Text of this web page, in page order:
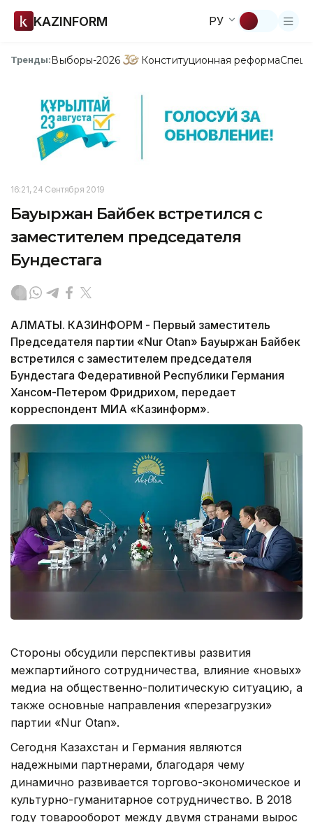
KAZINFORM РУ
Тренды:Выборы-2026 Конституционная реформа
16:21, 24 Сентября 2019
Бауыржан Байбек встретился с
заместителем председателя
Бундестага
АЛМАТЫ. КАЗИНФОРМ - Первый заместитель
Председателя партии «Nur Otan» Бауыржан Байбек
встретился с заместителем председателя
Бундестага Федеративной Республики Германия
Хансом-Петером Фридрихом, передает
корреспондент МИА «Казинформ».
Стороны обсудили перспективы развития
межпартийного сотрудничества, влияние «новых»
медиа на общественно-политическую ситуацию, а
также основные направления «перезагрузки»
партии «Nur Otan».
Сегодня Казахстан и Германия являются
надежными партнерами, благодаря чему
динамично развивается торгово-экономическое и
культурно-гуманитарное сотрудничество. В 2018
году товарооборот между двумя странами вырос